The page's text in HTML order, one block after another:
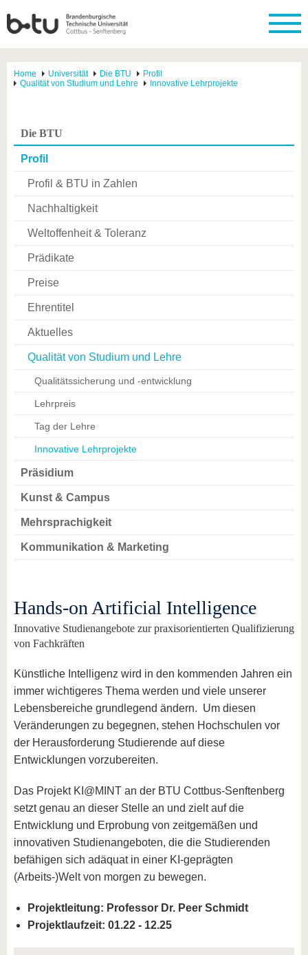
Home Universität Die BTU
Profil
Qualität von Studium und Lehre
Innovative Lehrprojekte
Die BTU
Profil
Profil & BTU in Zahlen
Nachhaltigkeit
Weltoffenheit & Toleranz
Prädikate
Preise
Ehrentitel
Aktuelles
Qualität von Studium und Lehre
Qualitätssicherung und -entwicklung
Lehrpreis
Tag der Lehre
Innovative Lehrprojekte
Präsidium
Kunst & Campus
Mehrsprachigkeit
Kommunikation & Marketing
Hands-on Artificial Intelligence
Innovative Studienangebote zur praxisorientierten Qualifizierung
von Fachkräften
Künstliche Intelligenz wird in den kommenden Jahren ein
immer wichtigeres Thema werden und viele unserer
Lebensbereiche grundlegend ändern. Um diesen
Veränderungen zu begegnen, stehen Hochschulen vor
der Herausforderung Studierende auf diese
Entwicklungen vorzubereiten.
Das Projekt KI@MINT an der BTU Cottbus-Senftenberg
setzt genau an dieser Stelle an und zielt auf die
Entwicklung und Erprobung von zeitgemäßen und
innovativen Studienangeboten, die die Studierenden
befähigen sich adäquat in einer KI-geprägten
(Arbeits-)Welt von morgen zu bewegen.
Projektleitung: Professor Dr. Peer Schmidt
Projektlaufzeit: 01.22 - 12.25